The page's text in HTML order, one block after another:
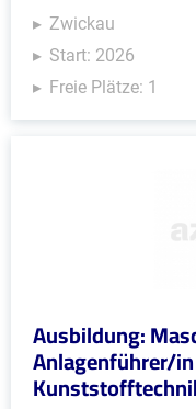
Zwickau
Start: 2026
Freie Plätze: 1
Ausbildung:
Anlagenführer/